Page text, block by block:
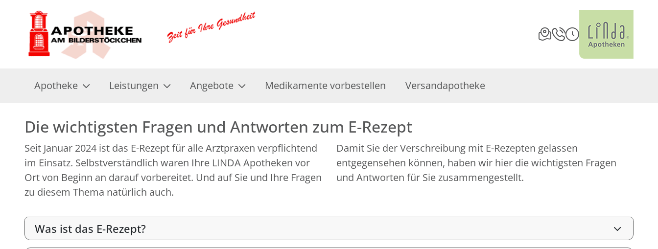
Apotheke Leistungen Angebote Medikamente vorbestellen Versandapotheke
Die wichtigsten Fragen und Antworten zum E-Rezept
Seit Januar 2024 ist das E-Rezept für alle Arztpraxen verpflichtend
im Einsatz. Selbstverständlich waren Ihre LINDA Apotheken vor
Ort von Beginn an darauf vorbereitet. Und auf Sie und Ihre Fragen
zu diesem Thema natürlich auch.
Damit Sie der Verschreibung mit E-Rezepten gelassen
entgegensehen können, haben wir hier die wichtigsten Fragen
und Antworten für Sie zusammengestellt.
Was ist das E-Rezept?